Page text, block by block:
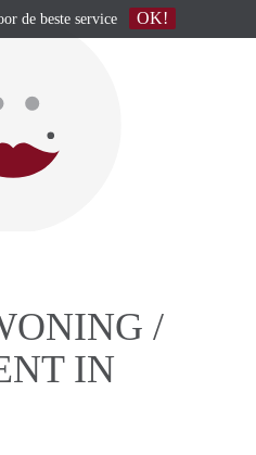
/
IN
de beste service OK!